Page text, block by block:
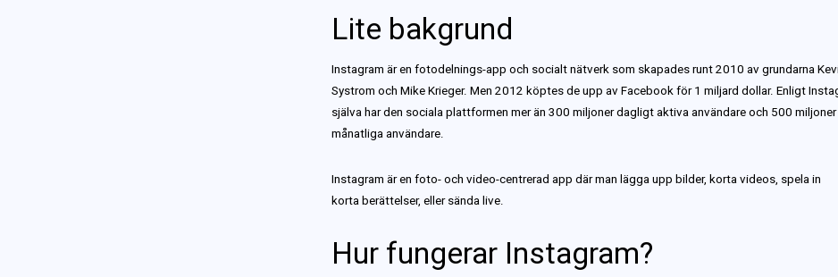
Lite bakgrund
Instagram är en fotodelnings-app och socialt nätverk som skapades runt 2010 av grundarna
Systrom och Mike Krieger. Men 2012 köptes de upp av Facebook för 1 miljard dollar. Enligt
själva har den sociala plattformen mer än 300 miljoner dagligt aktiva användare och 500 miljoner
månatliga användare.
Instagram är en foto- och video-centrerad app där man lägga upp bilder, korta videos, spela in
korta berättelser, eller sända live.
Hur fungerar Instagram?